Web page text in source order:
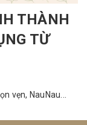
THÀNH
TỪ
vẹn, NauNau...